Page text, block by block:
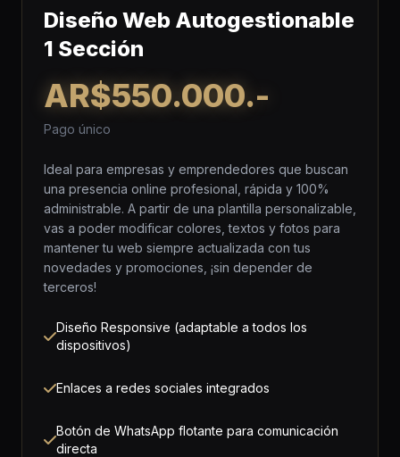
Diseño Web Autogestionable
1 Sección
AR$550.000.-
Pago único
Ideal para empresas y emprendedores que buscan
una presencia online profesional, rápida y 100%
administrable. A partir de una plantilla personalizable,
vas a poder modificar colores, textos y fotos para
mantener tu web siempre actualizada con tus
novedades y promociones, ¡sin depender de
terceros!
Diseño Responsive (adaptable a todos los
dispositivos)
Enlaces a redes sociales integrados
Botón de WhatsApp flotante para comunicación
directa